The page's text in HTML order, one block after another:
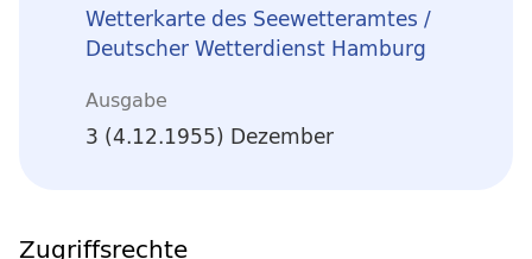
Wetterkarte des Seewetteramtes /
Deutscher Wetterdienst Hamburg
Ausgabe
3 (4.12.1955) Dezember
Zugriffsrechte